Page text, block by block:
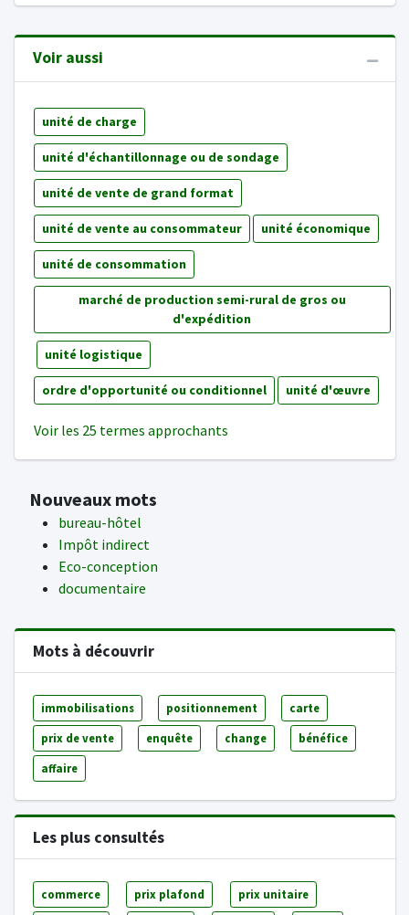
Voir aussi
unité de charge
unité d'échantillonnage ou de sondage
unité de vente de grand format
unité de vente au consommateur unité économique
unité de consommation
marché de production semi-rural de gros ou
d'expédition
unité logistique
ordre d'opportunité ou conditionnel unité d'œuvre
Voir les 25 termes approchants
Nouveaux mots
bureau-hôtel
Impôt indirect
Eco-conception
documentaire
Mots à découvrir
immobilisations positionnement carte
prix de vente enquête change bénéfice
affaire
Les plus consultés
commerce prix plafond prix unitaire